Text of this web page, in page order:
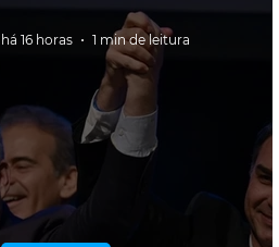
há 16 horas 1 min de leitura